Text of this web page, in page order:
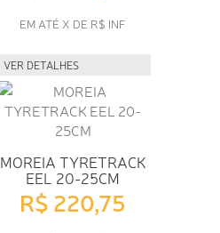
EM ATÉ X DE R$ INF
VER DETALHES
MOREIA TYRETRACK
EEL 20-25CM
R$ 220,75